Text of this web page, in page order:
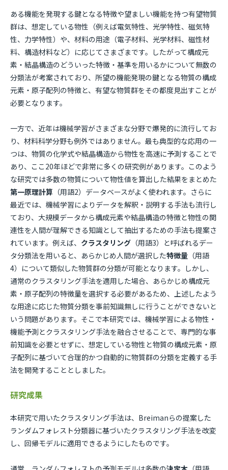
ある機能を発現する鍵となる特徴や望ましい機能を持つ有望物質
群は、想定している物性（例えば電気特性、光学特性、磁気特
性、力学特性）や、材料の用途（電子材料、光学材料、磁性材
料、構造材料など）に応じてさまざまです。したがって構成元
素・結晶構造のどういった特徴・基準を用いるかについて無数の
分類法が考案されており、所望の機能発現の鍵となる物質の構成
元素・原子配列の特徴と、有望な物質群をその都度見出すことが
必要となります。
一方で、近年は機械学習がさまざまな分野で爆発的に流行してお
り、材料科学分野も例外ではありません。最も典型的な応用の一
つは、物質の化学式や結晶構造から物性を高速に予測することで
あり、ここ20年ほどで非常に多くの研究例があります。このよう
な研究では多数の物質について物性値を算出した結果をまとめた
第一原理計算 （用語2）データベースがよく使われます。さらに
最近では、機械学習によりデータを解釈・説明する手法も流行し
ており、大規模データから構成元素や結晶構造の特徴と物性の関
連性を人間が理解できる知識として抽出するための手法も提案さ
れています。例えば、 クラスタリング （用語3）と呼ばれるデー
タ分類法を用いると、あらかじめ人間が選択した特徴量 （用語
4）について類似した物質群の分類が可能となります。しかし、
通常のクラスタリング手法を適用した場合、あらかじめ構成元
素・原子配列の特徴量を選択する必要があるため、上述したよう
な用途に応じた物質分類を事前知識無しに行うことができないと
いう問題があります。そこで本研究では、機械学習による物性・
機能予測とクラスタリング手法を融合させることで、専門的な事
前知識を必要とせずに、想定している物性と物質の構成元素・原
子配列に基づいて合理的かつ自動的に物質群の分類を定義する手
法を開発することとしました。
研究成果
本研究で用いたクラスタリング手法は、Breimanらの提案した
ランダムフォレスト分類器に基づいたクラスタリング手法を改変
し、回帰モデルに適用できるようにしたものです。